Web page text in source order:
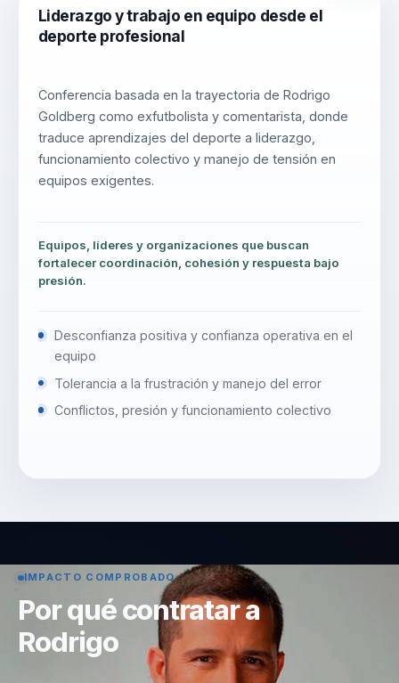
Liderazgo y trabajo en equipo desde el
deporte profesional
Conferencia basada en la trayectoria de Rodrigo
Goldberg como exfutbolista y comentarista, donde
traduce aprendizajes del deporte a liderazgo,
funcionamiento colectivo y manejo de tensión en
equipos exigentes.
Equipos, líderes y organizaciones que buscan
fortalecer coordinación, cohesión y respuesta bajo
presión.
Desconfianza positiva y confianza operativa en el
equipo
Tolerancia a la frustración y manejo del error
Conflictos, presión y funcionamiento colectivo
IMPACTO COMPROBADO
Por qué contratar a
Rodrigo